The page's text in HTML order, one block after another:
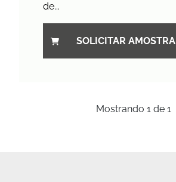
de...
SOLICITAR AMOSTRA
Mostrando 1 de 1